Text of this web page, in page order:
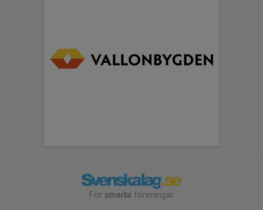
För smarta föreningar